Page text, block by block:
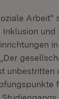
Arbeit“
Inklusion und
unbestritten